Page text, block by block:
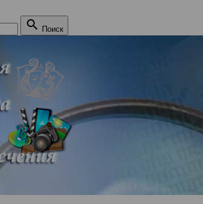
 Поиск